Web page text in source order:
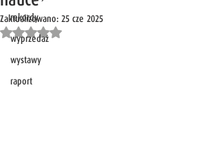
rekordy
wyprzedaż
wystawy
raport
Zaktualizowano: 25 cze 2025
Oceniono na NaN z 5 gwiazdek.